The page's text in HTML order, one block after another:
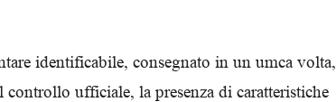
identificabile, consegnato in un umca volta,
controllo ufficiale, la presenza di caratteristiche